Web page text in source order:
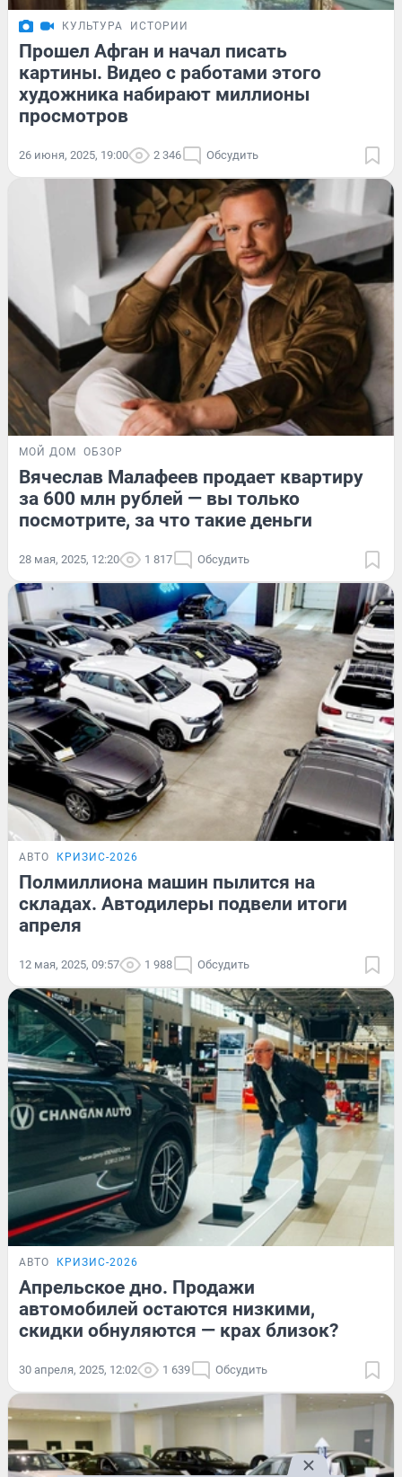
КУЛЬТУРА ИСТОРИИ
Прошел Афган и начал писать
картины. Видео с работами этого
художника набирают миллионы
просмотров
26 июня, 2025, 19:00 2 346 Обсудить
МОЙ ДОМ ОБЗОР
Вячеслав Малафеев продает квартиру
за 600 млн рублей — вы только
посмотрите, за что такие деньги
28 мая, 2025, 12:20 1 817 Обсудить
АВТО КРИЗИС-2026
Полмиллиона машин пылится на
складах. Автодилеры подвели итоги
апреля
12 мая, 2025, 09:57 1 988 Обсудить
АВТО КРИЗИС-2026
Апрельское дно. Продажи
автомобилей остаются низкими,
скидки обнуляются — крах близок?
30 апреля, 2025, 12:02 1 639 Обсудить